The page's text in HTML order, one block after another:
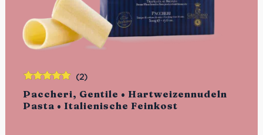
Paccheri, Gentile • Hartweizennudeln
Pasta • Italienische Feinkost
(2)
Bewertet
mit5.00von
5